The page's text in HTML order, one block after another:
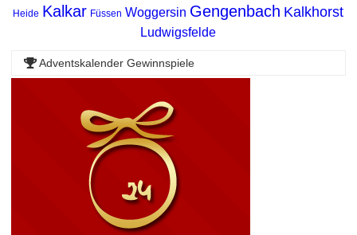
Heide Kalkar Füssen Woggersin Gengenbach Kalkhorst
Ludwigsfelde
Adventskalender Gewinnspiele